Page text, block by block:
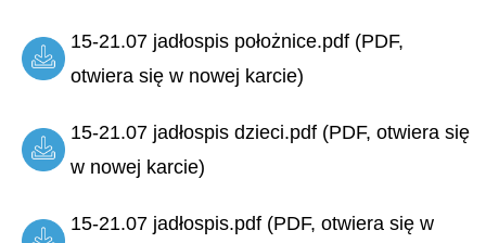
15-21.07 jadłospis położnice.pdf (PDF,
otwiera się w nowej karcie)
15-21.07 jadłospis dzieci.pdf (PDF, otwiera się
w nowej karcie)
15-21.07 jadłospis.pdf (PDF, otwiera się w